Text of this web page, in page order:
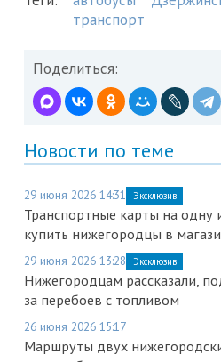
транспорт
Поделиться:
Новости по теме
29 июня 2026 14:31 Эксклюзив
Транспортные карты на одну
купить нижегородцы в
29 июня 2026 13:28 Эксклюзив
Нижегородцам рассказали,
за перебоев с топливом
26 июня 2026 15:17
Маршруты двух